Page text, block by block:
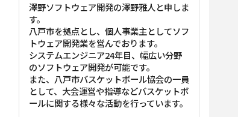
澤野ソフトウェア開発の澤野雅人と申しま
す。
八戸市を拠点とし、個人事業主としてソフ
トウェア開発業を営んでおります。
システムエンジニア24年目、幅広い分野
のソフトウェア開発が可能です。
また、八戸市バスケットボール協会の一員
として、大会運営や指導などバスケットボ
ールに関する様々な活動を行っています。